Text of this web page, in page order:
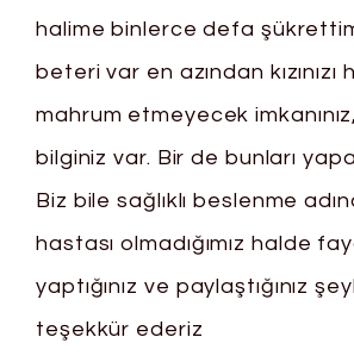
halime binlerce defa
beteri var en azından
mahrum etmeyecek
bilginiz var. Bir de bunları
Biz bile sağlıklı beslenme
hastası olmadığımız halde
yaptığınız ve paylaştığınız
teşekkür ederiz